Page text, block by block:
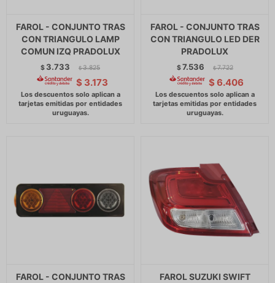
FAROL - CONJUNTO TRAS
CON TRIANGULO LAMP
COMUN IZQ PRADOLUX
$ 3.733 $ 3.825
$ 3.173
FAROL - CONJUNTO TRAS
CON TRIANGULO LED DER
PRADOLUX
$7.536 $ 7.722
$ 6.406
FAROL - CONJUNTO TRAS FAROL SUZUKI SWIFT